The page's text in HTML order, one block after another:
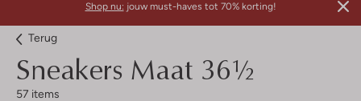
Shop nu: jouw must-haves tot 70% korting!
Terug
Sneakers Maat 36½
57 items